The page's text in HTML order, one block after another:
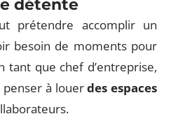
détente
prétendre accomplir un
besoin de moments pour
tant que chef d’entreprise,
penser à louerdes espaces